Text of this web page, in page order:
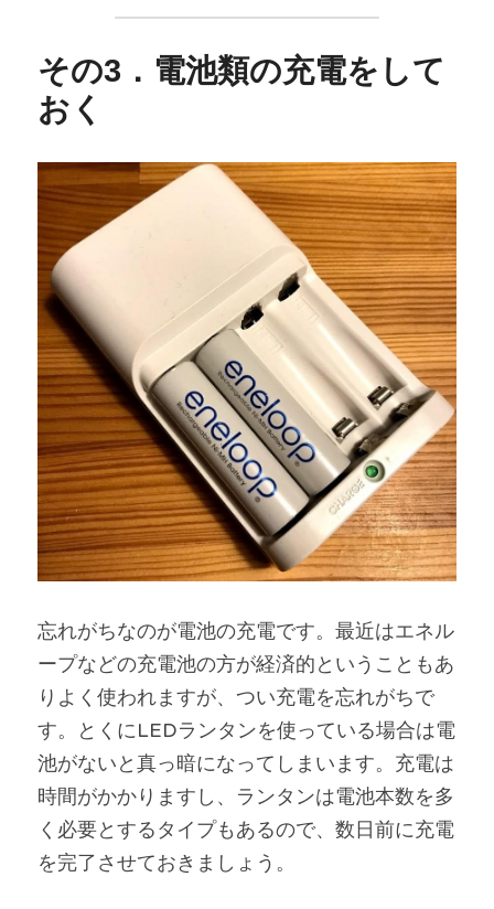
その3 ．電池類の充電をして
おく
忘れがちなのが電池の充電です。最近はエネル
ープなどの充電池の方が経済的ということもあ
りよく使われますが、つい充電を忘れがちで
す。とくにLEDランタンを使っている場合は電
池がないと真っ暗になってしまいます。充電は
時間がかかりますし、ランタンは電池本数を多
く必要とするタイプもあるので、数日前に充電
を完了させておきましょう。